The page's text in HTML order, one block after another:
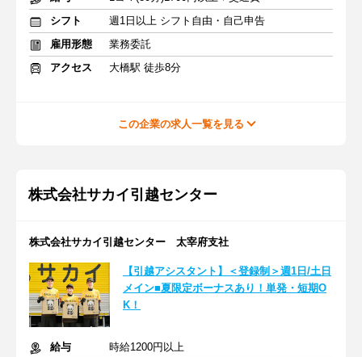
シフト
週1日以上 シフト自由・自己申告
雇用形態
業務委託
アクセス
大橋駅 徒歩8分
この企業の求人一覧を見る
株式会社サカイ引越センター
株式会社サカイ引越センター 太宰府支社
【引越アシスタント】＜登録制＞週1日/土日
メイン■夏限定ボーナスあり！単発・短期O
K！
給与
時給1200円以上